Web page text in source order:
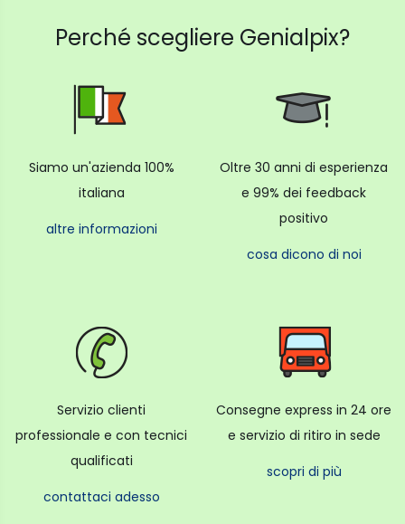
Perché scegliere Genialpix?
Siamo un'azienda 100%
italiana
altre informazioni
Oltre 30 anni di esperienza
e 99% dei feedback
positivo
cosa dicono di noi
Servizio clienti
professionale e con tecnici
qualificati
contattaci adesso
Consegne express in 24 ore
e servizio di ritiro in sede
scopri di più